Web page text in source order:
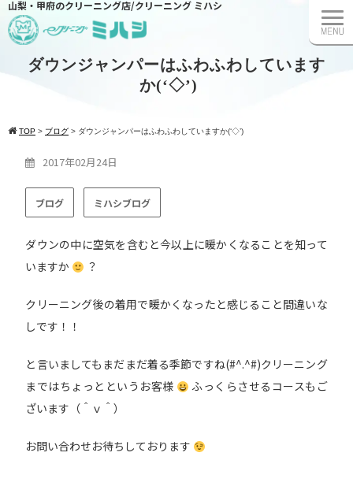
山梨・甲府のクリーニング店/クリーニング ミハシ
ダウンジャンパーはふわふわしています
か(‘◇’)ゞ
TOP > ブログ > ダウンジャンパーはふわふわしていますか(‘◇’)ゞ
2017年02月24日
ブログ ミハシブログ
ダウンの中に空気を含むと今以上に暖かくなることを知って
いますか
？
クリーニング後の着用で暖かくなったと感じること間違いな
しです！！
と言いましてもまだまだ着る季節ですね(#^.^#)クリーニング
まではちょっとというお客様
ふっくらさせるコースもご
ざいます（＾ｖ＾）
お問い合わせお待ちしております